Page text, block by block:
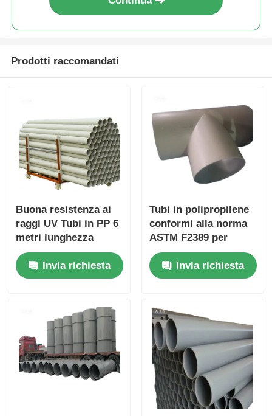
Prodotti raccomandati
Buona resistenza ai
raggi UV Tubi in PP 6
metri lunghezza
standard Alta
resistenza agli acidi
Resistenza chimica
industriali
Invia richiesta
Tubi in polipropilene
conformi alla norma
ASTM F2389 per
sistemi di fluidi
industriali e
manipolazione
Invia richiesta